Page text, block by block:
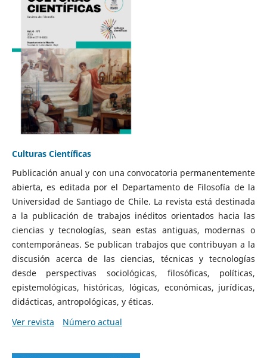
Culturas Científicas
Publicación anual y con una convocatoria permanentemente
abierta, es editada por el Departamento de Filosofía de la
Universidad de Santiago de Chile. La revista está destinada
a la publicación de trabajos inéditos orientados hacia las
ciencias y tecnologías, sean estas antiguas, modernas o
contemporáneas. Se publican trabajos que contribuyan a la
discusión acerca de las ciencias, técnicas y tecnologías
desde perspectivas sociológicas, filosóficas, políticas,
epistemológicas, históricas, lógicas, económicas, jurídicas,
didácticas, antropológicas, y éticas.
Ver revista
Número actual